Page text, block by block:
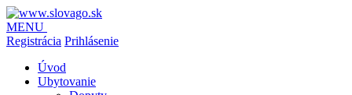
MENU
Registrácia Prihlásenie
Úvod
Ubytovanie